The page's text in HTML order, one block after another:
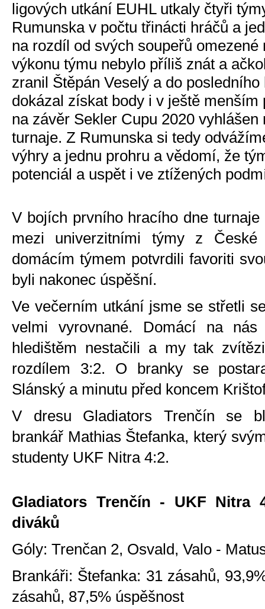
ligových utkání EUHL utkaly čtyři
Rumunska v počtu třinácti hráčů a
na rozdíl od svých soupeřů
výkonu týmu nebylo příliš znát a
zranil Štěpán Veselý a do
dokázal získat body i v ještě
na závěr Sekler Cupu 2020
turnaje. Z Rumunska si tedy
výhry a jednu prohru a vědomí, že
potenciál a uspět i ve ztížených
V bojích prvního hracího dne
mezi univerzitními týmy z České
domácím týmem potvrdili favoriti
byli nakonec úspěšní.
Ve večerním utkání jsme se střetli
velmi vyrovnané. Domácí na nás
hledištěm nestačili a my tak
rozdílem 3:2. O branky se
Slánský a minutu před koncem
V dresu Gladiators Trenčín se
brankář Mathias Štefanka, který
studenty UKF Nitra 4:2.
Gladiators Trenčín - UKF Nitra
diváků
Góly: Trenčan 2, Osvald, Valo -
Brankáři: Štefanka: 31 zásahů,
zásahů, 87,5% úspěšnost